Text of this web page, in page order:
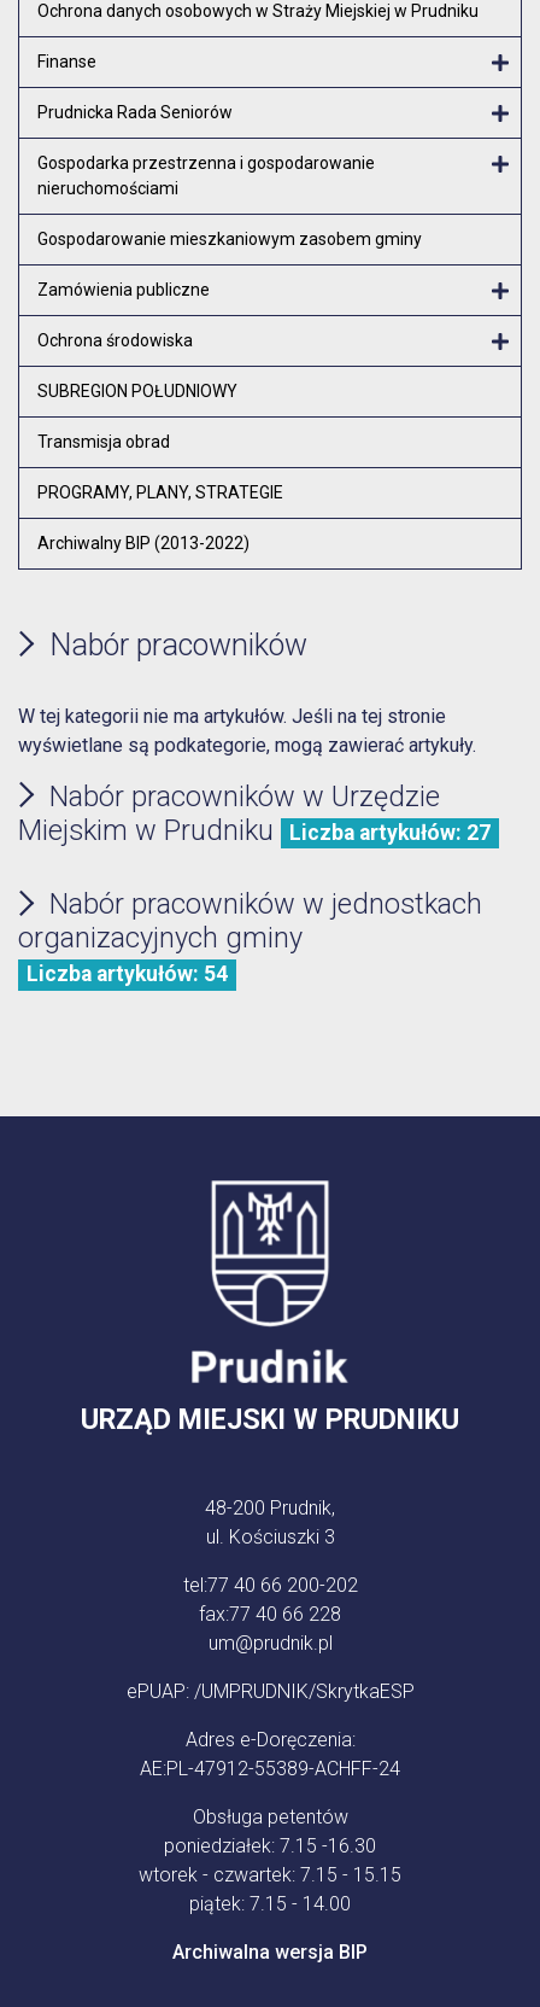
Ochrona danych osobowych w Straży Miejskiej w Prudniku
Finanse
Prudnicka Rada Seniorów
Gospodarka przestrzenna i gospodarowanie
nieruchomościami
Gospodarowanie mieszkaniowym zasobem gminy
Zamówienia publiczne
Ochrona środowiska
SUBREGION POŁUDNIOWY
Transmisja obrad
PROGRAMY, PLANY, STRATEGIE
Archiwalny BIP (2013-2022)
Nabór pracowników
W tej kategorii nie ma artykułów. Jeśli na tej stronie
wyświetlane są podkategorie, mogą zawierać artykuły.
Nabór pracowników w Urzędzie
Miejskim w Prudniku
Liczba artykułów: 27
Nabór pracowników w jednostkach
organizacyjnych gminy
Liczba artykułów: 54
URZĄD MIEJSKI W PRUDNIKU
48-200 Prudnik,
ul. Kościuszki 3
tel:77 40 66 200-202
fax:77 40 66 228
um@prudnik.pl
ePUAP: /UMPRUDNIK/SkrytkaESP
Adres e-Doręczenia:
AE:PL-47912-55389-ACHFF-24
Obsługa petentów
poniedziałek: 7.15 -16.30
wtorek - czwartek: 7.15 - 15.15
piątek: 7.15 - 14.00
Archiwalna wersja BIP